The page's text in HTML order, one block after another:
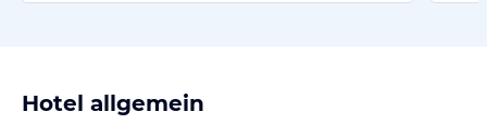
Hotel allgemein